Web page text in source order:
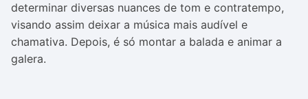
determinar diversas nuances de tom e contratempo,
visando assim deixar a música mais audível e
chamativa. Depois, é só montar a balada e animar a
galera.